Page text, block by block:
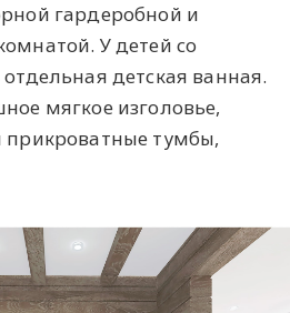
гардеробной и
У детей со
детская ванная.
мягкое изголовье,
прикроватные тумбы,